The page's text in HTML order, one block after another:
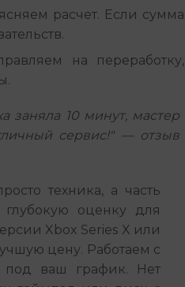
расчет. Если сумма
на переработку,
заняла 10 минут, мастер
сервис!" — отзыв
техника, а часть
оценку для
Xbox Series X или
цену. Работаем с
под ваш график. Нет